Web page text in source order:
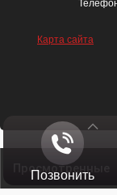
Просмотренные
Карта сайта
Позвонить